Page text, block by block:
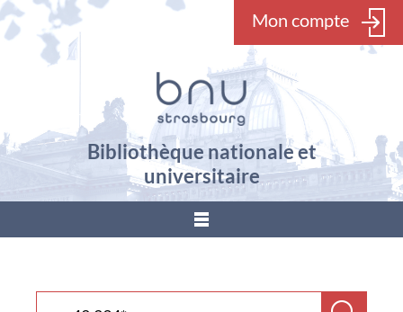
Mon compte
Bibliothèque nationale et
universitaire
???